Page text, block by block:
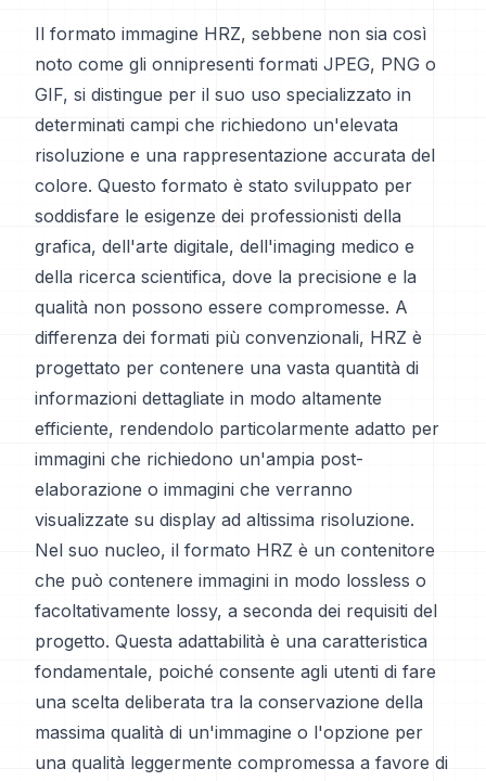
Il formato immagine HRZ, sebbene non sia così
noto come gli onnipresenti formati JPEG, PNG o
GIF, si distingue per il suo uso specializzato in
determinati campi che richiedono un'elevata
risoluzione e una rappresentazione accurata del
colore. Questo formato è stato sviluppato per
soddisfare le esigenze dei professionisti della
grafica, dell'arte digitale, dell'imaging medico e
della ricerca scientifica, dove la precisione e la
qualità non possono essere compromesse. A
differenza dei formati più convenzionali, HRZ è
progettato per contenere una vasta quantità di
informazioni dettagliate in modo altamente
efficiente, rendendolo particolarmente adatto per
immagini che richiedono un'ampia post-
elaborazione o immagini che verranno
visualizzate su display ad altissima risoluzione.
Nel suo nucleo, il formato HRZ è un contenitore
che può contenere immagini in modo lossless o
facoltativamente lossy, a seconda dei requisiti del
progetto. Questa adattabilità è una caratteristica
fondamentale, poiché consente agli utenti di fare
una scelta deliberata tra la conservazione della
massima qualità di un'immagine o l'opzione per
una qualità leggermente compromessa a favore di